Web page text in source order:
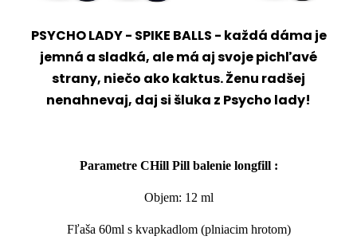
PSYCHO LADY - SPIKE BALLS - každá dáma je
jemná a sladká, ale má aj svoje pichľavé
strany, niečo ako kaktus. Ženu radšej
nenahnevaj, daj si šluka z Psycho lady!
Parametre CHill Pill balenie longfill:
Objem: 12 ml
Fľaša 60ml s kvapkadlom (plniacim hrotom)